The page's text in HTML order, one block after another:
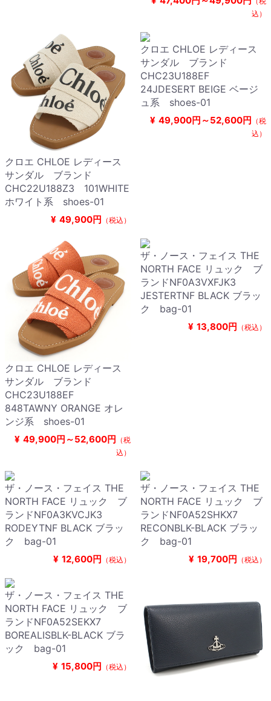
込）
クロエ CHLOE レディース
サンダル ブランド
CHC22U188Z3 101WHITE
ホワイト系 shoes-01
¥ 49,900円 （税込）
クロエ CHLOE レディース
サンダル ブランド
CHC23U188EF
24JDESERT BEIGE ベージ
ュ系 shoes-01
¥ 49,900円～52,600円 （税
込）
クロエ CHLOE レディース
サンダル ブランド
CHC23U188EF
848TAWNY ORANGE オレ
ンジ系 shoes-01
¥ 49,900円～52,600円 （税
込）
ザ・ノース・フェイス THE
NORTH FACE リュック ブ
ランドNF0A3VXFJK3
JESTERTNF BLACK ブラッ
ク bag-01
¥ 13,800円 （税込）
ザ・ノース・フェイス THE
NORTH FACE リュック ブ
ランドNF0A3KVCJK3
RODEYTNF BLACK ブラッ
ク bag-01
¥ 12,600円 （税込）
ザ・ノース・フェイス THE
NORTH FACE リュック ブ
ランドNF0A52SHKX7
RECONBLK-BLACK ブラッ
ク bag-01
¥ 19,700円 （税込）
ザ・ノース・フェイス THE
NORTH FACE リュック ブ
ランドNF0A52SEKX7
BOREALISBLK-BLACK ブラ
ック bag-01
¥ 15,800円 （税込）